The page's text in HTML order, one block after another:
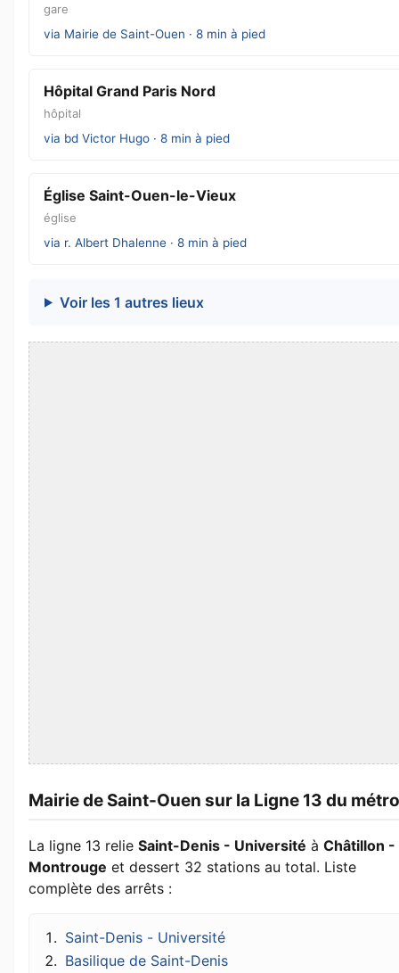
gare
via Mairie de Saint-Ouen · 8 min à pied
Hôpital Grand Paris Nord
hôpital
via bd Victor Hugo · 8 min à pied
Église Saint-Ouen-le-Vieux
église
via r. Albert Dhalenne · 8 min à pied
Voir les 1 autres lieux
Mairie de Saint-Ouen sur la Ligne 13 du métro
La ligne 13 relie Saint-Denis - Université à Châtillon -
Montrouge et dessert 32 stations au total. Liste
complète des arrêts :
Saint-Denis - Université
Basilique de Saint-Denis